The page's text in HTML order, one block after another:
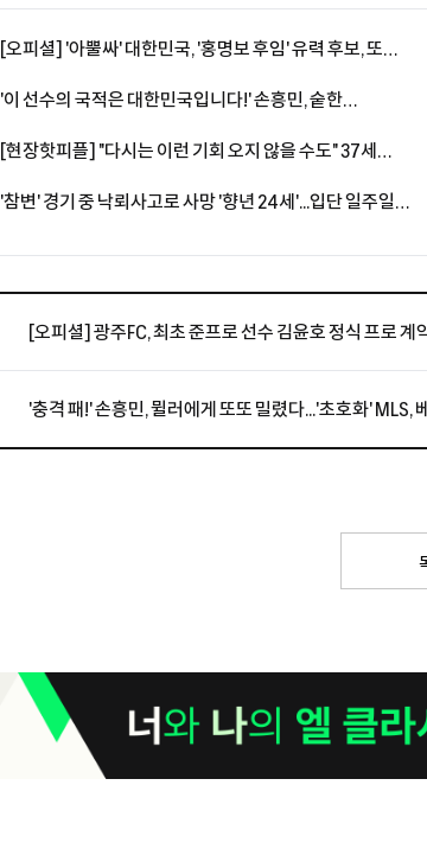
[오피셜] '아뿔싸' 대한민국, '홍명보 후임' 유력 후보, 또
복귀 성사
'이 선수의 국적은 대한민국입니다!' 손흥민, 숱한
[현장핫피플] "다시는 이런 기회 오지 않을 수도" 37세
기회"
'참변' 경기 중 낙뢰사고로 사망 '향년 24세'...입단 일주일
[오피셜] 광주FC, 최초 준프로 선수 김윤호 정식 프로
'충격 패!' 손흥민, 뮐러에게 또또 밀렸다...'초호화' MLS,